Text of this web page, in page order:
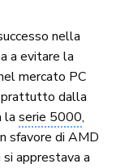
nella
a evitare la
mercato PC
dalla
laserie 5000,
sfavore di AMD
apprestava a